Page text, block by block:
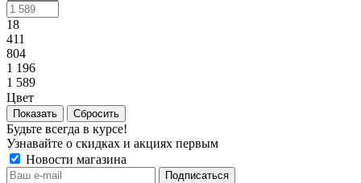
18
411
804
1 196
1 589
Цвет
Сбросить
Будьте всегда в курсе!
Узнавайте о скидках и акциях первым
Новости магазина